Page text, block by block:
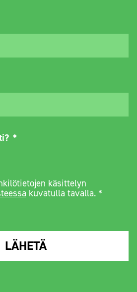
*
käsittelyn
kuvatulla tavalla. *